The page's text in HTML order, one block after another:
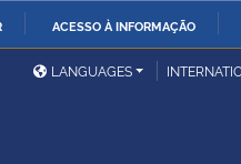
ACESSO À INFORMAÇÃO
das Relações
ExterioresLANGUAGES